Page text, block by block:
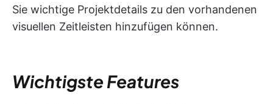
Sie wichtige Projektdetails zu den vorhandenen
visuellen Zeitleisten hinzufügen können.
Wichtigste Features